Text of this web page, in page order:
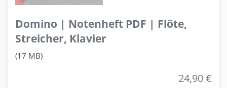
Domino | Notenheft PDF | Flöte,
Streicher, Klavier
(17 MB)
24,90 €